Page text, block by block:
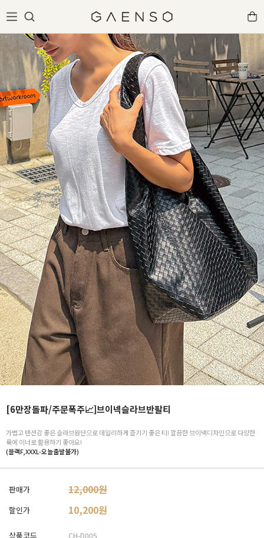
[6만장돌파/주문폭주📈]브이넥슬라브반팔티
가볍고 텐션감 좋은 슬라브원단으로 데일리하게 즐기기 좋은 티! 깔끔한 브이넥디자인으로 다양한
룩에 이너로 활용하기 좋아요!
(블랙F,XXXL-오늘출발불가)
판매가 12,000원
할인가 10,200원
상품코드 CH-D005